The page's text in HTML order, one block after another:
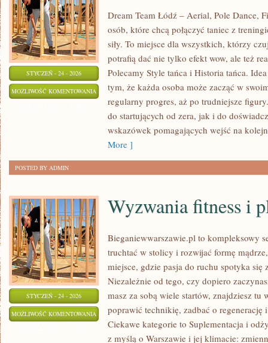
STYCZEŃ - 24 - 2026
MOŻLIWOŚĆ KOMENTOWANIA TANIEC
KULTURZE
MEDIACH
Dream Team Łódź – Aerial, Pole Dance,
osób, które chcą połączyć taniec z
siły. To miejsce dla wszystkich, którzy
potrafią dać nie tylko efekt wow, ale też
Polecamy Style tańca i Historia tańca.
tym, że każda osoba może zacząć w
regularny progres, aż po trudniejsze
do startujących od zera, jak i do
wskazówek pomagających wejść na
More ]
POSTED BY ADMIN
STYCZEŃ - 24 - 2026
MOŻLIWOŚĆ KOMENTOWANIA WYZWANIA
FITNESS
Wyzwania fitness i
Bieganiewwarszawie.pl to kompleksowy
truchtać w stolicy i rozwijać formę
miejsce, gdzie pasja do ruchu spotyka się
Niezależnie od tego, czy dopiero
masz za sobą wiele startów, znajdziesz tu
poprawić technikię, zadbać o regenerację
Ciekawe kategorie to Suplementacja i
z myślą o Warszawie i jej klimacie: